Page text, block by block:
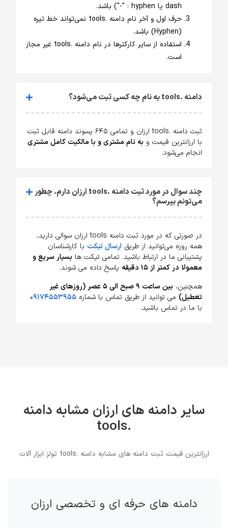
dash یا hyphen : "-") باشد.
حرف اول و آخر نام دامنه .tools نمی‌تواند خط تیره
(Hyphen) باشد.
استفاده از سایر کارکترها در نام دامنه .tools غیر مجاز
است.
دامنه .tools به نام چه کسی ثبت می‌شود؟
ثبت دامنه .tools ارزان و تمامی ۶۴۵ پسوند دامنه قابل ثبت
با ارزانترین قیمت و به نام مشتری و با مالکیت کامل مشتری
انجام می‌شود.
چند سوال در مورد ثبت دامنه .tools ارزان دارم. چطور
می‌تونم بپرسم؟
در صورتی که در مورد ثبت دامنه tools ارزان سوالی دارید،
همه روزه می‌توانید از طریق ارسال تیکت با کارشناسان
پشتیبانی ما در ارتباط باشید. تمامی تیکت ها بسیار سریع و
معمولا در کمتر از ۱۵ دقیقه
پاسخ داده می شوند.
همچنین،
بین ساعت ۹ صبح الی ۵ عصر (روزهای غیر
تعطیل) می توانید از طریق تماس با شماره ۰۹۱۷۴۵۵۳۹۵۵
با ما در تماس باشید.
سایر دامنه های ارزان مشابه دامنه
.tools
ارزانترین قیمت ثبت دامنه های مشابه دامنه .tools تولز ابزار آلات
دامنه های حرفه ای و تخصصی ارزان